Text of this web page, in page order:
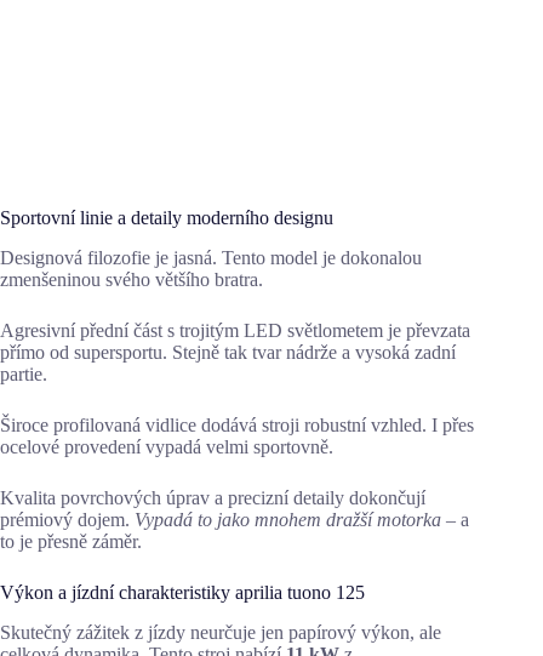
Sportovní linie a detaily moderního designu
Designová filozofie je jasná. Tento model je dokonalou
zmenšeninou svého většího bratra.
Agresivní přední část s trojitým LED světlometem je převzata
přímo od supersportu. Stejně tak tvar nádrže a vysoká zadní
partie.
Široce profilovaná vidlice dodává stroji robustní vzhled. I přes
ocelové provedení vypadá velmi sportovně.
Kvalita povrchových úprav a precizní detaily dokončují
prémiový dojem. Vypadá to jako mnohem dražší motorka – a
to je přesně záměr.
Výkon a jízdní charakteristiky aprilia tuono 125
Skutečný zážitek z jízdy neurčuje jen papírový výkon, ale